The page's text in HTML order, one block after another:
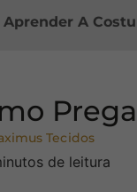
Aprender A
Tecidos